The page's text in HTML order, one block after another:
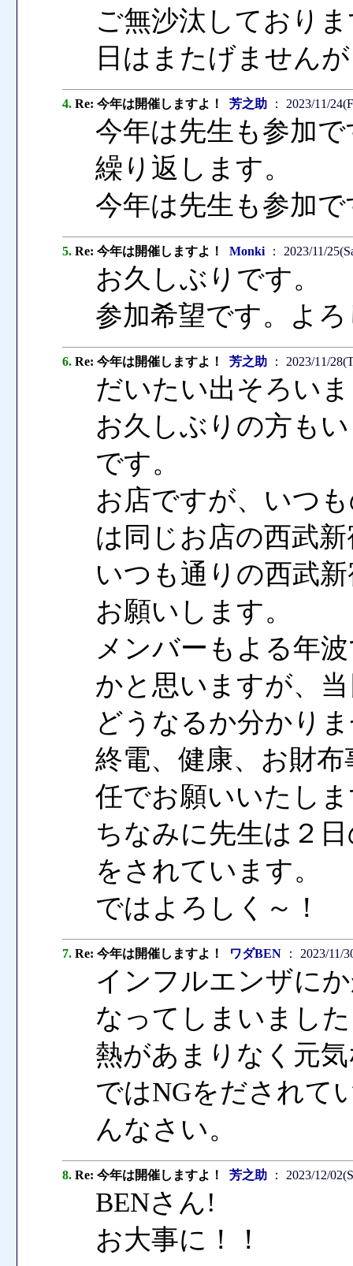
ご無沙汰しており
日はまたげません
4. Re: 今年は開催しますよ！ 芳之助 ： 2023/11/
今年は先生も参加
繰り返します。
今年は先生も参加
5. Re: 今年は開催しますよ！ Monki ： 2023/11/
お久しぶりです。
参加希望です。よ
6. Re: 今年は開催しますよ！ 芳之助 ： 2023/11/
だいたい出そろい
お久しぶりの方も
です。
お店ですが、いつ
は同じお店の西武
いつも通りの西武
お願いします。
メンバーもよる年
かと思いますが、
どうなるか分かり
終電、健康、お財
任でお願いいたし
ちなみに先生は２
をされています。
ではよろしく～！
7. Re: 今年は開催しますよ！ ワダBEN ： 2023/11/
インフルエンザに
なってしまいまし
熱があまりなく元
ではNGをだされて
んなさい。
8. Re: 今年は開催しますよ！ 芳之助 ： 2023/12/
BENさん!
お大事に！！